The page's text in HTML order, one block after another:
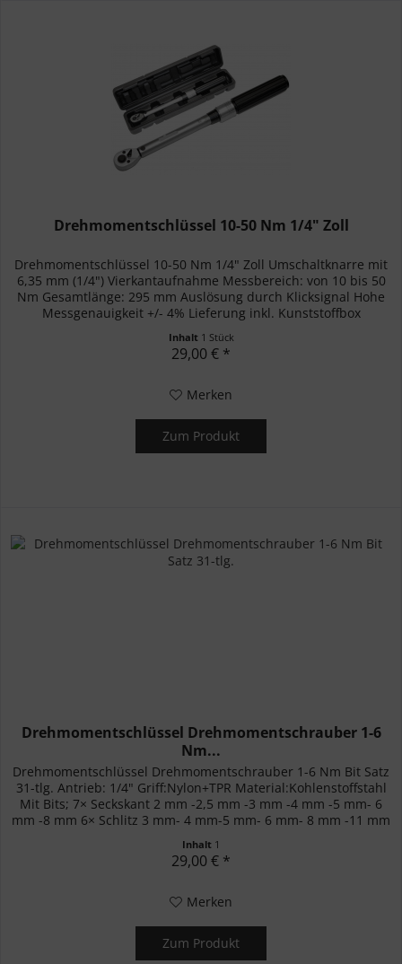
Drehmomentschlüssel 10-50 Nm 1/4" Zoll
Drehmomentschlüssel 10-50 Nm 1/4" Zoll Umschaltknarre mit
6,35 mm (1/4") Vierkantaufnahme Messbereich: von 10 bis 50
Nm Gesamtlänge: 295 mm Auslösung durch Klicksignal Hohe
Messgenauigkeit +/- 4% Lieferung inkl. Kunststoffbox
Inhalt 1 Stück
29,00 € *
Merken
Zum Produkt
Drehmomentschlüssel Drehmomentschrauber 1-6
Nm...
Drehmomentschlüssel Drehmomentschrauber 1-6 Nm Bit Satz
31-tlg. Antrieb: 1/4" Griff:Nylon+TPR Material:Kohlenstoffstahl
Mit Bits; 7× Seckskant 2 mm -2,5 mm -3 mm -4 mm -5 mm- 6
mm -8 mm 6× Schlitz 3 mm- 4 mm-5 mm- 6 mm- 8 mm -11 mm
Inhalt 1
29,00 € *
Merken
Zum Produkt